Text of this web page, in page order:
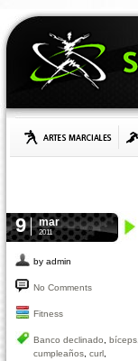
9 mar
2011
by admin
No Comments
Fitness
Banco declinado bíceps
cumpleaños curl